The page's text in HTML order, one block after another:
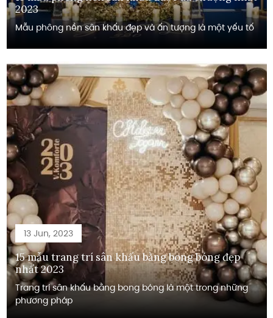
2023
Mẫu phông nền sân khấu đẹp và ấn tượng là một yếu tố
13 Jun, 2023
15 mẫu trang trí sân khấu bằng bong bóng đẹp
nhất 2023
Trang trí sân khấu bằng bong bóng là một trong những
phương pháp